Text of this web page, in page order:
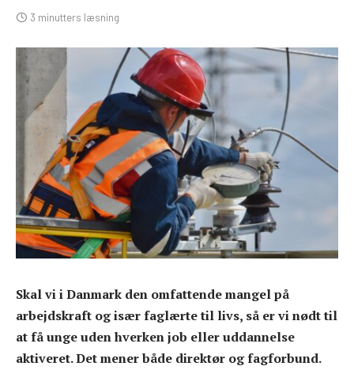
3 minutters læsning
Skal vi i Danmark den omfattende mangel på
arbejdskraft og især faglærte til livs, så er vi nødt til
at få unge uden hverken job eller uddannelse
aktiveret. Det mener både direktør og fagforbund.